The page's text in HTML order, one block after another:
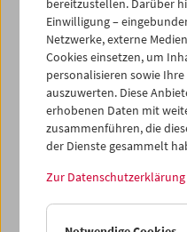
ProgrammApril 2006 -
Einwilligung –
Netzwerke, externe
Cookies einsetzen, um
personalisieren sowie
auszuwerten. Diese
erhobenen Daten mit
zusammenführen, die
der Dienste gesammelt
Zur Datenschutzerklärung